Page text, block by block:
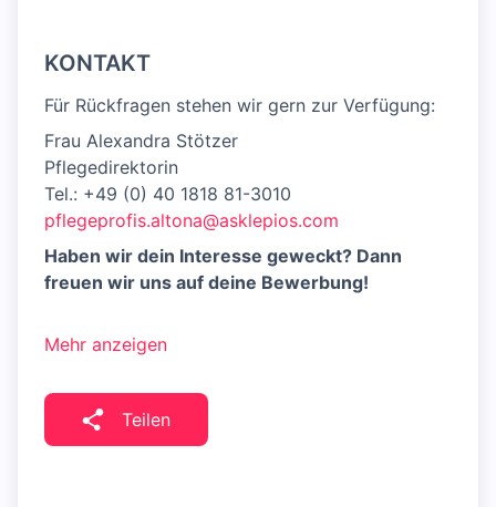
KONTAKT
Für Rückfragen stehen wir gern zur Verfügung:
Frau Alexandra Stötzer
Pflegedirektorin
Tel.: +49 (0) 40 1818 81-3010
pflegeprofis.altona@asklepios.com
Haben wir dein Interesse geweckt? Dann
freuen wir uns auf deine Bewerbung!
Mehr anzeigen
Teilen